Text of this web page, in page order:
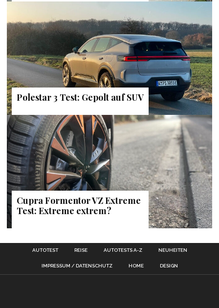
Polestar 3 Test: Gepolt auf SUV
Cupra Formentor VZ Extreme
Test: Extreme extrem?
AUTOTEST REISE AUTOTESTS A-Z NEUHEITEN
IMPRESSUM / DATENSCHUTZ HOME DESIGN